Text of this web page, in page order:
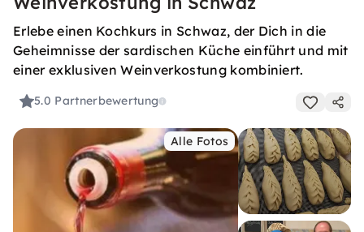
Erlebe einen Kochkurs in Schwaz, der Dich in die
Geheimnisse der sardischen Küche einführt und mit
einer exklusiven Weinverkostung kombiniert.
5.0 Partnerbewertung
Alle Fotos